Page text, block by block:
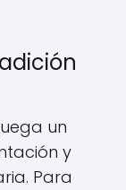
un
y
Para